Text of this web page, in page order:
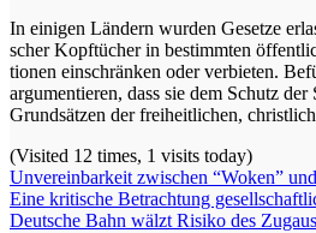
In eini­gen Län­dern wur­den Geset­ze
scher Kopf­tü­cher in bestimm­ten
tio­nen ein­schrän­ken oder ver­bie­ten.
argu­men­tie­ren, dass sie dem Schutz
Grund­sät­zen der frei­heit­li­chen,
(Visi­ted 12 times, 1 visits today)
Beitragsnavigation
Unvereinbarkeit zwischen “Woken”
Eine kritische Betrachtung
Deutsche Bahn wälzt Risiko des